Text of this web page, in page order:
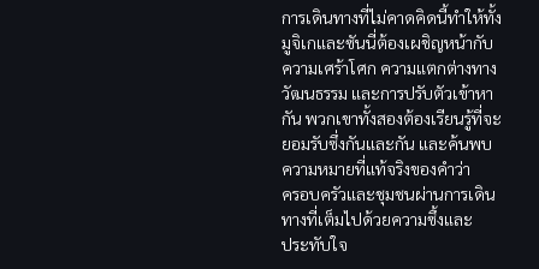
การเดินทางที่ไม่คาดคิดนี้ทำให้ทั้ง
มูจิเกและซันนี่ต้องเผชิญหน้ากับ
ความเศร้าโศก ความแตกต่างทาง
วัฒนธรรม และการปรับตัวเข้าหา
กัน พวกเขาทั้งสองต้องเรียนรู้ที่จะ
ยอมรับซึ่งกันและกัน และค้นพบ
ความหมายที่แท้จริงของคำว่า
ครอบครัวและชุมชนผ่านการเดิน
ทางที่เต็มไปด้วยความซึ้งและ
ประทับใจ